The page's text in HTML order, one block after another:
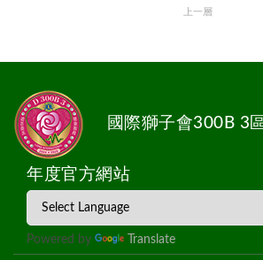
上一層
國際獅子會300B 3
年度官方網站
Powered by Translate